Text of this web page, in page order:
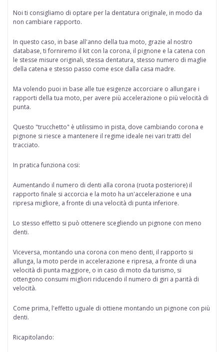
Noi ti consigliamo di optare per la dentatura originale, in modo da
non cambiare rapporto.
In questo caso, in base all'anno della tua moto, grazie al nostro
database, ti forniremo il kit con la corona, il pignone e la catena con
le stesse misure originali, stessa dentatura, stesso numero di maglie
della catena e stesso passo come esce dalla casa madre.
Ma volendo puoi in base alle tue esigenze accorciare o allungare i
rapporti della tua moto, per avere più accelerazione o più velocità di
punta.
Questo "trucchetto" è utilissimo in pista, dove cambiando corona e
pignone si riesce a mantenere il regime ideale nei vari tratti del
tracciato.
In pratica funziona cosi:
Aumentando il numero di denti alla corona (ruota posteriore) il
rapporto finale si accorcia e la moto ha un'accelerazione e una
ripresa migliore, a fronte di una velocità di punta inferiore.
Lo stesso effetto si può ottenere scegliendo un pignone con meno
denti.
Viceversa, montando una corona con meno denti, il rapporto si
allunga, la moto perde in accelerazione e ripresa, a fronte di una
velocità di punta maggiore, o in caso di moto da turismo, si
ottengono consumi migliori riducendo il numero di giri a parità di
velocità.
Come prima, l'effetto uguale di ottiene montando un pignone con più
denti.
Ricapitolando: